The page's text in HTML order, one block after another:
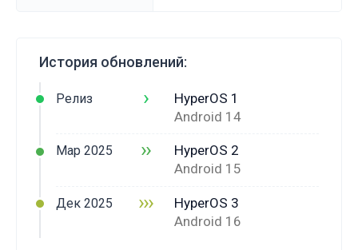
История обновлений:
Релиз ›
HyperOS 1
Android 14
Мар 2025 ››
HyperOS 2
Android 15
Дек 2025 ›››
HyperOS 3
Android 16